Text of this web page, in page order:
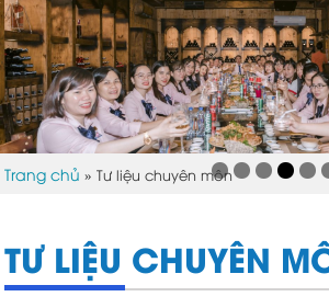
Trang chủ »Tư liệu chuyên môn
TƯ LIỆU CHUYÊN